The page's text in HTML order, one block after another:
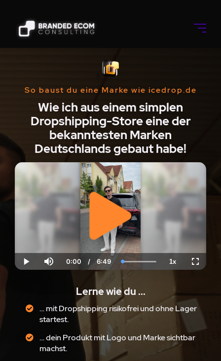
So baust du eine Marke wie icedrop.de
Wie ich aus einem simplen
Dropshipping-Store eine der
bekanntesten Marken
Deutschlands gebaut habe!
Play Mute
Current
Time
0:00 / Duration
6:49 Loaded
100.00%
1xPlayback
Rate
Lerne wie du ...
… mit Dropshipping risikofrei und ohne Lager
startest.
… dein Produkt mit Logo und Marke sichtbar
machst.